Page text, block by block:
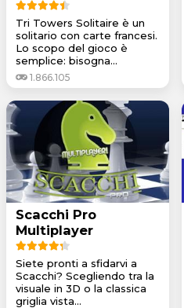
Tri Towers Solitaire è un
solitario con carte francesi.
Lo scopo del gioco è
semplice: bisogna...
1.866.105
Scacchi Pro
Multiplayer
Siete pronti a sfidarvi a
Scacchi? Scegliendo tra la
visuale in 3D o la classica
griglia vista...